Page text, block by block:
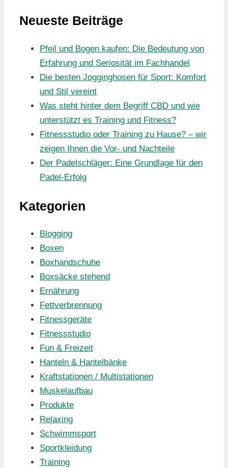
Neueste Beiträge
Pfeil und Bogen kaufen: Die Bedeutung von
Erfahrung und Seriosität im Fachhandel
Die besten Jogginghosen für Sport: Komfort
und Stil vereint
Was steht hinter dem Begriff CBD und wie
unterstützt es Training und Fitness?
Fitnessstudio oder Training zu Hause? – wir
zeigen Ihnen die Vor- und Nachteile
Der Padelschläger: Eine Grundlage für den
Padel-Erfolg
Kategorien
Blogging
Boxen
Boxhandschuhe
Boxsäcke stehend
Ernährung
Fettverbrennung
Fitnessgeräte
Fitnessstudio
Fun & Freizeit
Hanteln & Hantelbänke
Kraftstationen / Multistationen
Muskelaufbau
Produkte
Relaxing
Schwimmsport
Sportkleidung
Training